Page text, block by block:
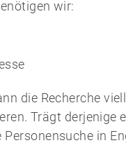
wir:
die Recherche
Trägt derjenige
in